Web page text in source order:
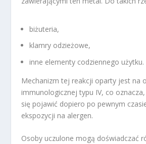
biżuteria,
klamry odzieżowe,
inne elementy codziennego użytku.
Mechanizm tej reakcji oparty jest na
immunologicznej typu IV, co
się pojawić dopiero po pewnym
ekspozycji na alergen.
Osoby uczulone mogą doświadczać